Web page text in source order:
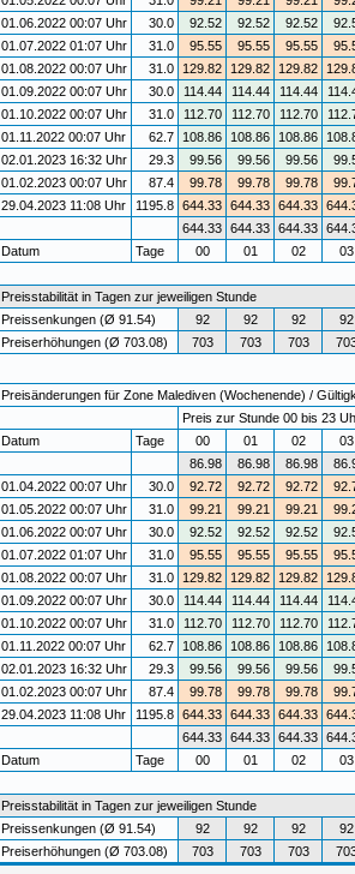
01.06.2022 00:07 Uhr
30.0 92.52 92.52 92.52
01.07.2022 01:07 Uhr
31.0 95.55 95.55 95.55
01.08.2022 00:07 Uhr
31.0 129.82 129.82 129.82
01.09.2022 00:07 Uhr
30.0 114.44 114.44 114.44
01.10.2022 00:07 Uhr
31.0 112.70 112.70 112.70
01.11.2022 00:07 Uhr
62.7 108.86 108.86 108.86
02.01.2023 16:32 Uhr
29.3 99.56 99.56 99.56
01.02.2023 00:07 Uhr
87.4 99.78 99.78 99.78
29.04.2023 11:08 Uhr
1195.8 644.33 644.33 644.33
644.33 644.33 644.33
Datum
Tage 00 01 02
Preisstabilität in Tagen zur jeweiligen Stunde
Preissenkungen (Ø 91.54)
92 92 92
92
Preiserhöhungen (Ø 703.08)
703 703 703
Preisänderungen für Zone Malediven (Wochenende) /
Preis zur Stunde 00 bis 23
Datum
Tage 00 01 02
86.98
86.98 86.98
01.04.2022 00:07 Uhr
30.0 92.72 92.72 92.72
01.05.2022 00:07 Uhr
31.0 99.21 99.21 99.21
01.06.2022 00:07 Uhr
30.0 92.52 92.52 92.52
01.07.2022 01:07 Uhr
31.0 95.55 95.55 95.55
01.08.2022 00:07 Uhr
31.0 129.82 129.82 129.82
01.09.2022 00:07 Uhr
30.0 114.44 114.44 114.44
01.10.2022 00:07 Uhr
31.0 112.70 112.70 112.70
01.11.2022 00:07 Uhr
62.7 108.86 108.86 108.86
02.01.2023 16:32 Uhr
29.3 99.56 99.56 99.56
01.02.2023 00:07 Uhr
87.4 99.78 99.78 99.78
29.04.2023 11:08 Uhr
1195.8 644.33 644.33 644.33
644.33 644.33 644.33
Datum
Tage 00 01 02
Preisstabilität in Tagen zur jeweiligen Stunde
Preissenkungen (Ø 91.54)
92 92 92
92
Preiserhöhungen (Ø 703.08)
703 703 703